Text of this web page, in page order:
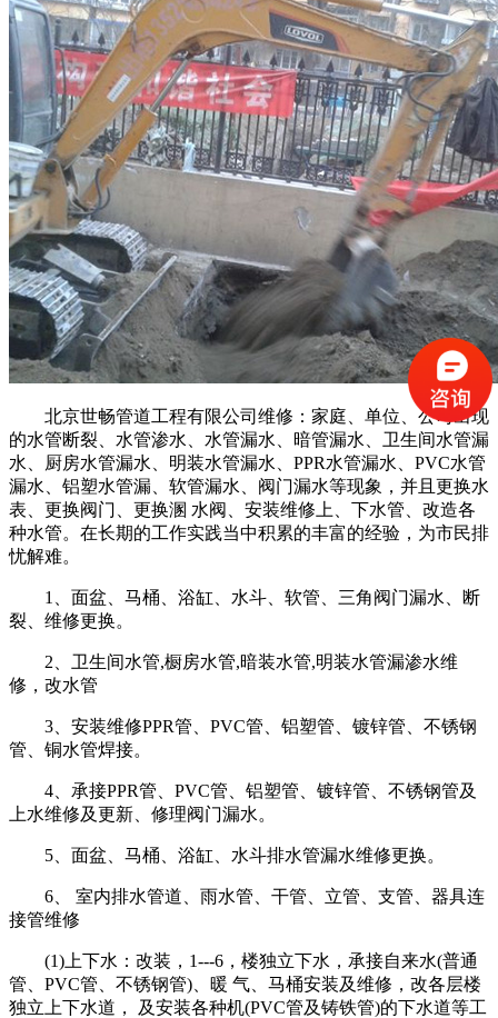
北京世畅管道工程有限公司维修：家庭、单位、公司出现
的水管断裂、水管渗水、水管漏水、暗管漏水、卫生间水管漏
水、厨房水管漏水、明装水管漏水、PPR水管漏水、PVC水管
漏水、铝塑水管漏、软管漏水、阀门漏水等现象，并且更换水
表、更换阀门、更换溷 水阀、安装维修上、下水管、改造各
种水管。在长期的工作实践当中积累的丰富的经验，为市民排
忧解难。
1、面盆、马桶、浴缸、水斗、软管、三角阀门漏水、断
裂、维修更换。
2、卫生间水管,橱房水管,暗装水管,明装水管漏渗水维
修，改水管
3、安装维修PPR管、PVC管、铝塑管、镀锌管、不锈钢
管、铜水管焊接。
4、承接PPR管、PVC管、铝塑管、镀锌管、不锈钢管及
上水维修及更新、修理阀门漏水。
5、面盆、马桶、浴缸、水斗排水管漏水维修更换。
6、 室内排水管道、雨水管、干管、立管、支管、器具连
接管维修
(1)上下水：改装，1---6，楼独立下水，承接自来水(普通
管、PVC管、不锈钢管)、暖 气、马桶安装及维修，改各层楼
独立上下水道， 及安装各种机(PVC管及铸铁管)的下水道等工